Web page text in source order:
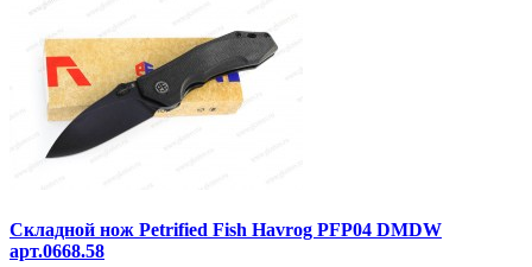
Складной нож Petrified Fish Havrog PFP04 DMDW
арт.0668.58